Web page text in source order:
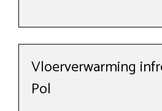
Vloerverwarming
Pol